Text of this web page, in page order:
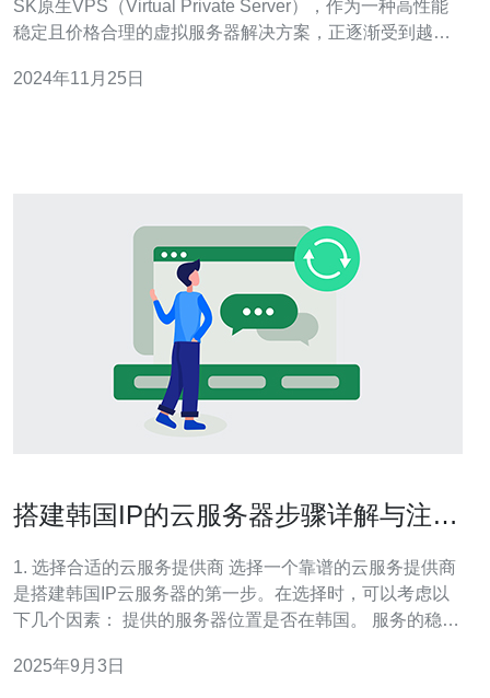
SK原生VPS（Virtual Private Server），作为一种高性能
稳定且价格合理的虚拟服务器解决方案，正逐渐受到越来
户，SK原生VPS都能为您提供出色的服务和完美满足您的
2024年11月25日
搭建韩国IP的云服务器步骤详解与注意
1. 选择合适的云服务提供商 选择一个靠谱的云服务提供商
是搭建韩国IP云服务器的第一步。在选择时，可以考虑以
下几个因素： 提供的服务器位置是否在韩国。 服务的稳定
2025年9月3日